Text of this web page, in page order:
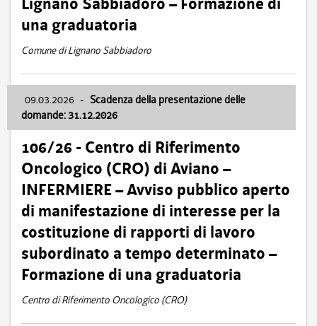
una graduatoria
Comune di Lignano Sabbiadoro
09.03.2026 - Scadenza della presentazione delle
domande: 31.12.2026
106/26 - Centro di Riferimento
Oncologico (CRO) di Aviano –
INFERMIERE – Avviso pubblico aperto
di manifestazione di interesse per la
costituzione di rapporti di lavoro
subordinato a tempo determinato –
Formazione di una graduatoria
Centro di Riferimento Oncologico (CRO)